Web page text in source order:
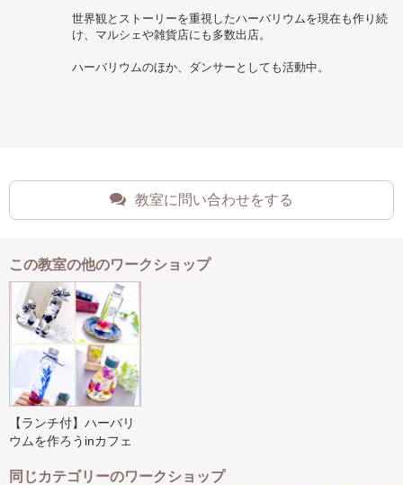
世界観とストーリーを重視したハーバリウムを現在も作り続
け、マルシェや雑貨店にも多数出店。
ハーバリウムのほか、ダンサーとしても活動中。
教室に問い合わせをする
この教室の他のワークショップ
【ランチ付】ハーバリ
ウムを作ろうinカフェ
同じカテゴリーのワークショップ